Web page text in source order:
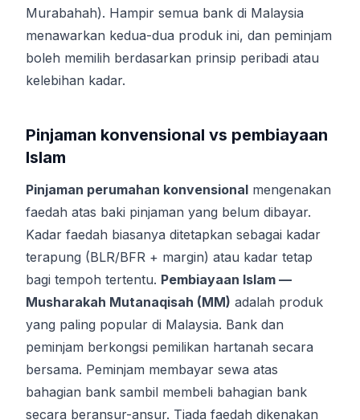
Murabahah). Hampir semua bank di Malaysia
menawarkan kedua-dua produk ini, dan peminjam
boleh memilih berdasarkan prinsip peribadi atau
kelebihan kadar.
Pinjaman konvensional vs pembiayaan
Islam
Pinjaman perumahan konvensional mengenakan
faedah atas baki pinjaman yang belum dibayar.
Kadar faedah biasanya ditetapkan sebagai kadar
terapung (BLR/BFR + margin) atau kadar tetap
bagi tempoh tertentu. Pembiayaan Islam —
Musharakah Mutanaqisah (MM) adalah produk
yang paling popular di Malaysia. Bank dan
peminjam berkongsi pemilikan hartanah secara
bersama. Peminjam membayar sewa atas
bahagian bank sambil membeli bahagian bank
secara beransur-ansur. Tiada faedah dikenakan